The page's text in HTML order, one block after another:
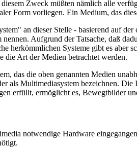
Zweck müßten nämlich alle
Form vorliegen. Ein Medium, das
an dieser Stelle - basierend auf
Aufgrund der Tatsache, daß
herkömmlichen Systeme gibt es
die Art der Medien betrachtet werden.
das die oben genannten Medien
als Multimediasystem bezeichnen.
erfüllt, ermöglicht es, Bewegtbilder
notwendige Hardware